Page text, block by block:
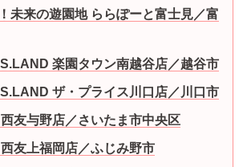
未来の遊園地 ららぽーと富士見／富
楽園タウン南越谷店／越谷市
ザ・プライス川口店／川口市
友与野店／さいたま市中央区
友上福岡店／ふじみ野市